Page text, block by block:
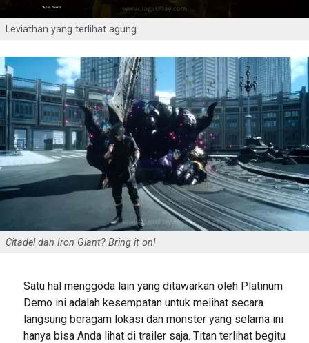
Leviathan yang terlihat agung.
Citadel dan Iron Giant? Bring it on!
Satu hal menggoda lain yang ditawarkan oleh Platinum
Demo ini adalah kesempatan untuk melihat secara
langsung beragam lokasi dan monster yang selama ini
hanya bisa Anda lihat di trailer saja. Titan terlihat begitu